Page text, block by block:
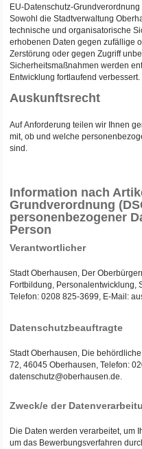
EU-Datenschutz-
Sowohl die Stadtverwaltung
technische und organisatorische
erhobenen Daten gegen zufällige
Zerstörung oder gegen Zugriff
Sicherheitsmaßnahmen werden
Entwicklung fortlaufend verbessert.
Auskunftsrecht
Auf Anforderung teilen wir Ihnen
mit, ob und welche
sind.
Information nach
Grundverordnung
personenbezogener
Person
Verantwortlicher
Stadt Oberhausen, Der
Fortbildung, Personalentwicklung,
Telefon: 0208 825-3699, E-Mail:
Datenschutzbeauftragte
Stadt Oberhausen, Die
72, 46045 Oberhausen, Telefon:
datenschutz@oberhausen.de.
Zweck/e der
Die Daten werden verarbeitet, um
um das Bewerbungsverfahren